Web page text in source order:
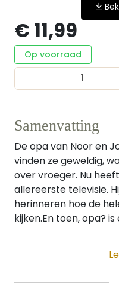
€ 11,99
Op voorraad
Samenvatting
De opa van Noor en
vinden ze geweldig,
over vroeger. Nu
allereerste televisie.
herinneren hoe de
kijken.En toen, opa? is